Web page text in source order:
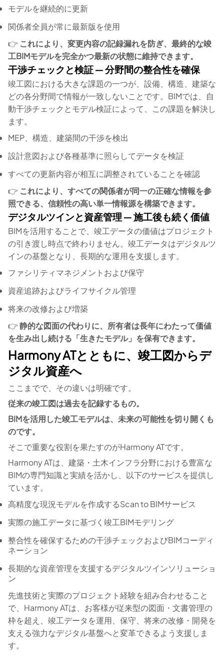
モデルを継続的に更新
関係者全員が常に最新版を使用
👉 これにより、変更内容の記録漏れを防ぎ、最終的な竣
工BIMモデルを完全かつ最新の状態に維持できます。
干渉チェックと検証 ― 分野間の整合性を確保
竣工図における大きな課題の一つが、設備、構造、建築な
どの各分野間で情報が一致しないことです。BIMでは、自
動干渉チェックとモデル検証によって、この課題を解決し
ます。
MEP、構造、建築間の干渉を検出
設計意図および各種基準に照らしてデータを検証
すべての更新内容が相互に調整されていることを確認
👉 これにより、すべての関係者が同一の正確な情報を参
照できる、信頼性の高い単一情報源を構築できます。
デジタルツインと資産管理 ― 施工後も続く価値
BIMを活用することで、竣工データの価値はプロジェクト
の引き渡し時点で終わりません。竣工データはデジタルツ
インの基盤となり、長期的な運用を支援します。
ファシリティマネジメントおよび保守
資産追跡およびライフサイクル管理
将来の改修および増築
👉静的な図面の代わりに、所有者は長年にわたって価値
を生み出し続ける「生きたモデル」を保有できます。
Harmony ATとともに、竣工図からデ
ジタル資産へ
ここまでで、その違いは明確です。
従来の竣工図は過去を記録するもの。
BIMを活用した竣工モデルは、未来の可能性を切り開くも
のです。
そこで重要な役割を果たすのがHarmony ATです。
Harmony ATは、建築・土木インフラ分野における豊富な
BIMの専門知識と実績を活かし、以下のサービスを提供し
ています。
高精度な現況モデルを作成するScan to BIMサービス
実際の施工データに基づく竣工BIMモデリング
整合性を確保するための干渉チェックおよびBIMコーディ
ネーション
長期的な資産管理を支援するデジタルツインソリューショ
ン
先進技術と実際のプロジェクト経験を組み合わせること
で、Harmony ATは、お客様が従来型の図面・文書管理の
枠を超え、竣工データを運用、保守、将来の改修・開発を
支える強力なデジタル基盤へと変革できるよう支援しま
す。